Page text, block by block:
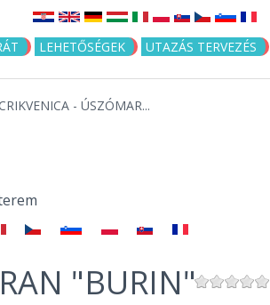
Jump to navigation
LEHETŐSÉGEK UTAZÁS TERVEZÉS
- ÚSZÓMAR...
"BURIN"